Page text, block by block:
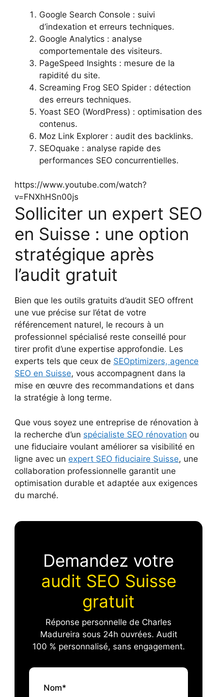
Google Search Console : suivi
d’indexation et erreurs techniques.
Google Analytics : analyse
comportementale des visiteurs.
PageSpeed Insights : mesure de la
rapidité du site.
Screaming Frog SEO Spider : détection
des erreurs techniques.
Yoast SEO (WordPress) : optimisation des
contenus.
Moz Link Explorer : audit des backlinks.
SEOquake : analyse rapide des
performances SEO concurrentielles.
https://www.youtube.com/watch?
v=FNXhHSn00js
Solliciter un expert SEO
en Suisse : une option
stratégique après
l’audit gratuit
Bien que les outils gratuits d’audit SEO offrent
une vue précise sur l’état de votre
référencement naturel, le recours à un
professionnel spécialisé reste conseillé pour
tirer profit d’une expertise approfondie. Les
experts tels que ceux de SEOptimizers, agence
SEO en Suisse, vous accompagnent dans la
mise en œuvre des recommandations et dans
la stratégie à long terme.
Que vous soyez une entreprise de rénovation à
la recherche d’un spécialiste SEO rénovation ou
une fiduciaire voulant améliorer sa visibilité en
ligne avec un expert SEO fiduciaire Suisse, une
collaboration professionnelle garantit une
optimisation durable et adaptée aux exigences
du marché.
Demandez votre
audit SEO Suisse
gratuit
Réponse personnelle de Charles
Madureira sous 24h ouvrées. Audit
100 % personnalisé, sans engagement.
Nom*